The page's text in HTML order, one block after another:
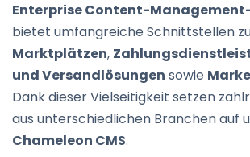
Enterprise Content-
bietet umfangreiche Schnittstellen
Marktplätzen,
und Versandlösungen sowie
Dank dieser Vielseitigkeit setzen
aus unterschiedlichen Branchen auf
Chameleon CMS.